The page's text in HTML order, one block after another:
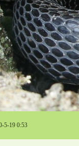
5-19 0:53